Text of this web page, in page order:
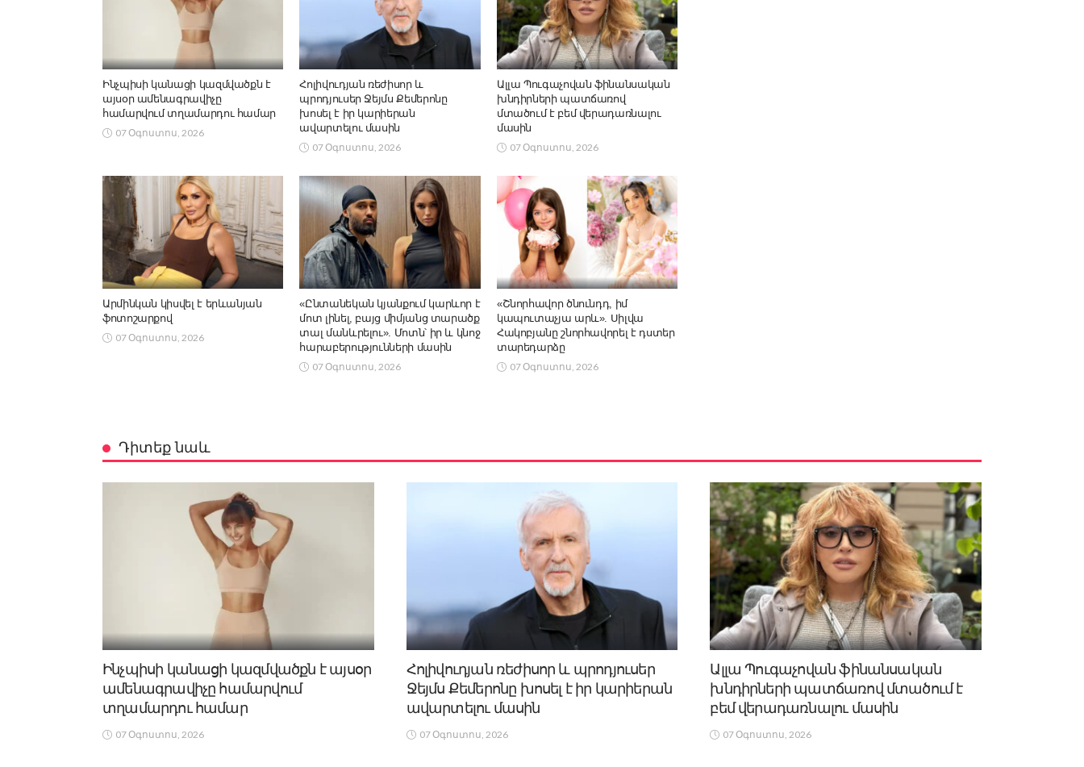
Ինչպիսի կանացի կազմվածքն է
այսօր ամենագրավիչը
համարվում տղամարդու համար
07 Օգոստոս, 2026
Հոլիվուդյան ռեժիսոր և
պրոդյուսեր Ջեյմս Քեմերոնը
խոսել է իր կարիերան
ավարտելու մասին
07 Օգոստոս, 2026
Ալլա Պուգաչովան ֆինանսական
խնդիրների պատճառով
մտածում է բեմ վերադառնալու
մասին
07 Օգոստոս, 2026
Արմինկան կիսվել է երևանյան
ֆոտոշարքով
07 Օգոստոս, 2026
«Ընտանեկան կյանքում կարևոր է
մոտ լինել, բայց միմյանց տարածք
տալ մանևրելու». Մոտն՝ իր և կնոջ
հարաբերությունների մասին
07 Օգոստոս, 2026
«Շնորհավոր ծնունդդ, իմ
կապուտաչյա արև». Սիլվա
Հակոբյանը շնորհավորել է դստեր
տարեդարձը
07 Օգոստոս, 2026
Դիտեք նաև
Ինչպիսի կանացի կազմվածքն է այսօր
ամենագրավիչը համարվում
տղամարդու համար
07 Օգոստոս, 2026
Հոլիվուդյան ռեժիսոր և պրոդյուսեր
Ջեյմս Քեմերոնը խոսել է իր կարիերան
ավարտելու մասին
07 Օգոստոս, 2026
Ալլա Պուգաչովան ֆինանսական
խնդիրների պատճառով մտածում է
բեմ վերադառնալու մասին
07 Օգոստոս, 2026